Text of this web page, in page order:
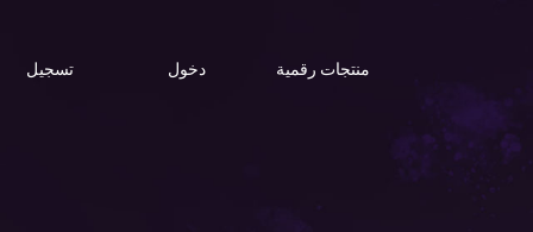
منتجات رقمية دخول تسجيل